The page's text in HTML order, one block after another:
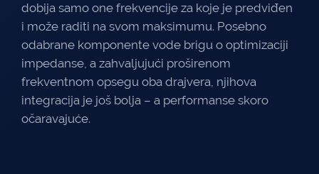
dobija samo one frekvencije za koje je predviđen
i može raditi na svom maksimumu. Posebno
odabrane komponente vode brigu o optimizaciji
impedanse, a zahvaljujući proširenom
frekventnom opsegu oba drajvera, njihova
integracija je još bolja – a performanse skoro
očaravajuće.